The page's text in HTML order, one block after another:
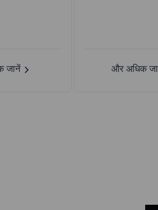
जानें और अधिक